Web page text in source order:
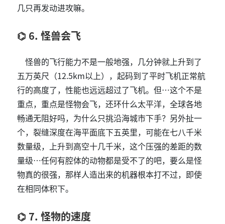
几只再发动进攻嘛。
6. 怪兽会飞
怪兽的飞行能力不是一般地强，几分钟就上升到了
五万英尺（12.5km以上），起码到了平时飞机正常航
行的高度了，性能也远远超过了飞机。但…这个不是
重点，重点是怪物会飞，还环什么太平洋，全球各地
畅通无阻好吗，为什么只挑沿海城市下手？另外扯一
个，裂缝深度在海平面底下五英里，可能在七八千米
数量级，上升到高空十几千米，这个压强的差距的数
量级…任何有腔体的动物都是受不了的吧，要么是怪
物真的很强，那样人造出来的机器根本打不过，即使
在相同体积下。
7. 怪物的速度